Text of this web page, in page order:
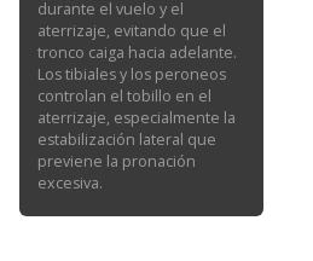
durante el vuelo y el
aterrizaje, evitando que el
tronco caiga hacia adelante.
Los tibiales y los peroneos
controlan el tobillo en el
aterrizaje, especialmente la
estabilización lateral que
previene la pronación
excesiva.